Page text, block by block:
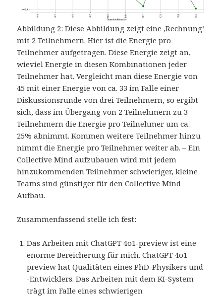
Abbildung 2: Diese Abbildung zeigt eine ‚Rechnung‘
mit 2 Teilnehmern. Hier ist die Energie pro
Teilnehmer aufgetragen. Diese Energie zeigt an,
wieviel Energie in diesen Kombinationen jeder
Teilnehmer hat. Vergleicht man diese Energie von
45 mit einer Energie von ca. 33 im Falle einer
Diskussionsrunde von drei Teilnehmern, so ergibt
sich, dass im Übergang von 2 Teilnehmern zu 3
Teilnehmern die Energie pro Teilnehmer um ca.
25% abnimmt. Kommen weitere Teilnehmer hinzu
nimmt die Energie pro Teilnehmer weiter ab. – Ein
Collective Mind aufzubauen wird mit jedem
hinzukommenden Teilnehmer schwieriger, kleine
Teams sind günstiger für den Collective Mind
Aufbau.
Zusammenfassend stelle ich fest:
Das Arbeiten mit ChatGPT 4o1-preview ist eine
enorme Bereicherung für mich. ChatGPT 4o1-
preview hat Qualitäten eines PhD-Physikers und
-Entwicklers. Das Arbeiten mit dem KI-System
trägt im Falle eines schwierigen